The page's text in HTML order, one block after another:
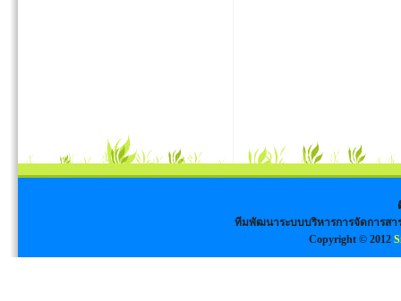
ทีมพัฒนาระบบบริหารการจัดการส
Copyright © 2012